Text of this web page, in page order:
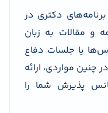
دکتری در
و مقالات به زبان
یا جلسات دفاع
چنین مواردی، ارائه
پذیرش شما را